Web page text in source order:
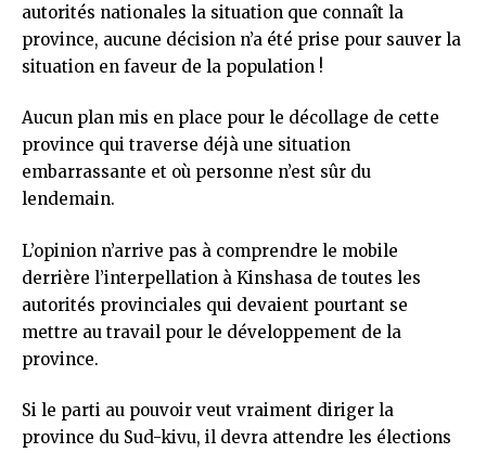
autorités nationales la situation que connaît la
province, aucune décision n’a été prise pour sauver la
situation en faveur de la population !
Aucun plan mis en place pour le décollage de cette
province qui traverse déjà une situation
embarrassante et où personne n’est sûr du
lendemain.
L’opinion n’arrive pas à comprendre le mobile
derrière l’interpellation à Kinshasa de toutes les
autorités provinciales qui devaient pourtant se
mettre au travail pour le développement de la
province.
Si le parti au pouvoir veut vraiment diriger la
province du Sud-kivu, il devra attendre les élections